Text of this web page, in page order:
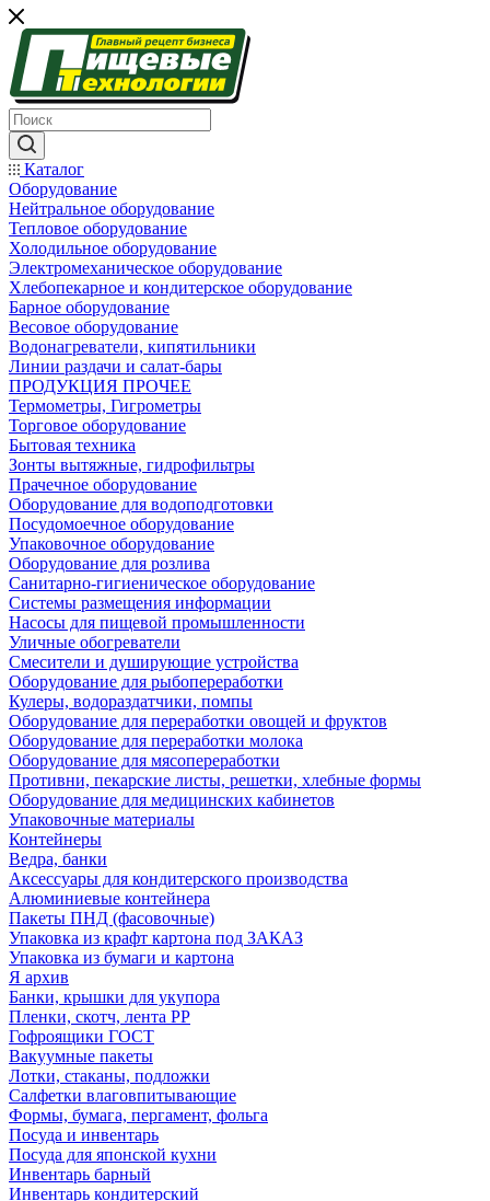
Каталог
Оборудование
Нейтральное оборудование
Тепловое оборудование
Холодильное оборудование
Электромеханическое оборудование
Хлебопекарное и кондитерское оборудование
Барное оборудование
Весовое оборудование
Водонагреватели, кипятильники
Линии раздачи и салат-бары
ПРОДУКЦИЯ ПРОЧЕЕ
Термометры, Гигрометры
Торговое оборудование
Бытовая техника
Зонты вытяжные, гидрофильтры
Прачечное оборудование
Оборудование для водоподготовки
Посудомоечное оборудование
Упаковочное оборудование
Оборудование для розлива
Санитарно-гигиеническое оборудование
Системы размещения информации
Насосы для пищевой промышленности
Уличные обогреватели
Смесители и душирующие устройства
Оборудование для рыбопереработки
Кулеры, водораздатчики, помпы
Оборудование для переработки овощей и фруктов
Оборудование для переработки молока
Оборудование для мясопереработки
Противни, пекарские листы, решетки, хлебные формы
Оборудование для медицинских кабинетов
Упаковочные материалы
Контейнеры
Ведра, банки
Аксессуары для кондитерского производства
Алюминиевые контейнера
Пакеты ПНД (фасовочные)
Упаковка из крафт картона под ЗАКАЗ
Упаковка из бумаги и картона
Я архив
Банки, крышки для укупора
Пленки, скотч, лента РР
Гофроящики ГОСТ
Вакуумные пакеты
Лотки, стаканы, подложки
Салфетки влаговпитывающие
Формы, бумага, пергамент, фольга
Посуда и инвентарь
Посуда для японской кухни
Инвентарь барный
Инвентарь кондитерский